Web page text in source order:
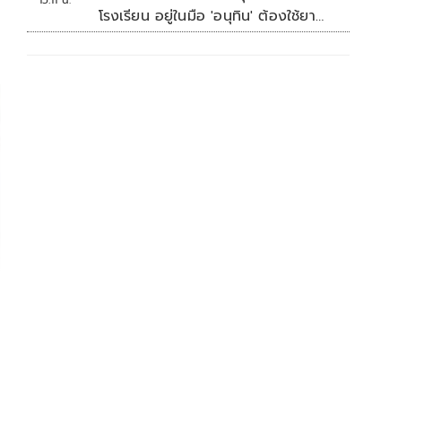
โรงเรียน อยู่ในมือ 'อนุทิน' ต้องใช้ยา
แรงกับ ก.ศึกษา เรื่องปืนแค่ปลายเหตุ